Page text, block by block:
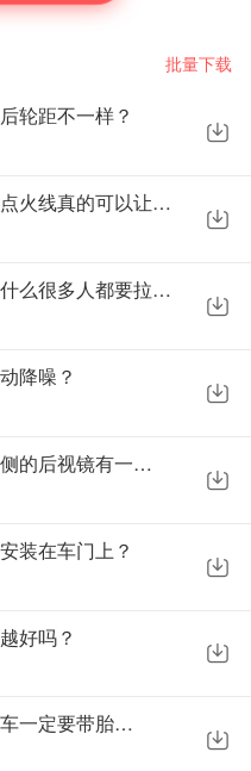
批量下载
轮距不一样？
车界求真相238：摩擦两根点火线真的可以让车打着火吗？
车界求真相237：锁车后为什么很多人都要拉一下车门？
降噪？
车界求真相235：为什么左侧的后视镜有一条线呢？
装在车门上？
好吗？
车界求真相232：为什么买车一定要带胎压监测？